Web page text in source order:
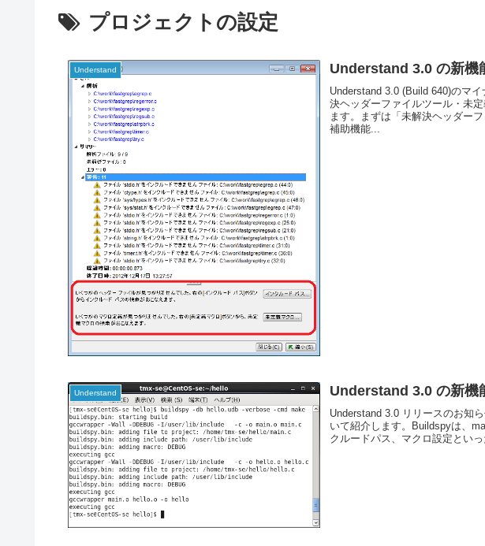
プロジェクトの設定
Understand Understand 3.0 の新機
Understand 3.0 (Build 640)のマ
決ヘッダーファイルツール・未
ます。まずは「未解決ヘッダー
補助機能...
Understand Understand 3.0 の新
Understand 3.0 リリースのお知
いて紹介します。Buildspyは、
クルードパス、マクロ設定とい